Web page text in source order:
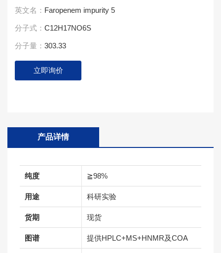
英文名： Faropenem impurity 5
分子式： C12H17NO6S
分子量： 303.33
立即询价
产品详情
纯度 ≧98%
用途 科研实验
货期 现货
图谱 提供HPLC+MS+HNMR及COA